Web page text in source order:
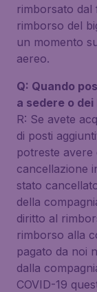
rimborsato
rimborso del
un momento
aereo.
Q: Quando
a sedere o
R: Se avete
di posti
potreste
cancellazione
stato
della
diritto al
rimborso alla
pagato da noi
dalla
COVID-19